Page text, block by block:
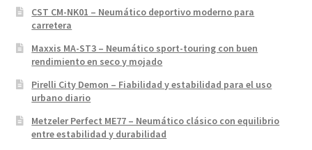
CST CM-NK01 – Neumático deportivo moderno para
carretera
Maxxis MA-ST3 – Neumático sport-touring con buen
rendimiento en seco y mojado
Pirelli City Demon – Fiabilidad y estabilidad para el uso
urbano diario
Metzeler Perfect ME77 – Neumático clásico con equilibrio
entre estabilidad y durabilidad